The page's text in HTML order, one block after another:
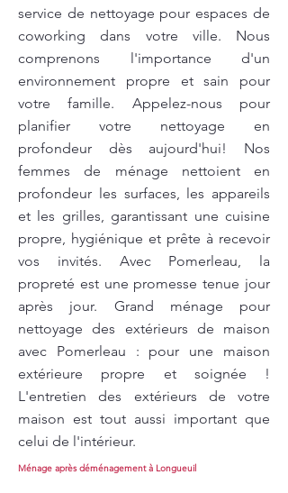
service de nettoyage pour espaces de
coworking dans votre ville. Nous
comprenons l'importance d'un
environnement propre et sain pour
votre famille. Appelez-nous pour
planifier votre nettoyage en
profondeur dès aujourd'hui! Nos
femmes de ménage nettoient en
profondeur les surfaces, les appareils
et les grilles, garantissant une cuisine
propre, hygiénique et prête à recevoir
vos invités. Avec Pomerleau, la
propreté est une promesse tenue jour
après jour. Grand ménage pour
nettoyage des extérieurs de maison
avec Pomerleau : pour une maison
extérieure propre et soignée !
L'entretien des extérieurs de votre
maison est tout aussi important que
celui de l'intérieur.
Ménage après déménagement à Longueuil